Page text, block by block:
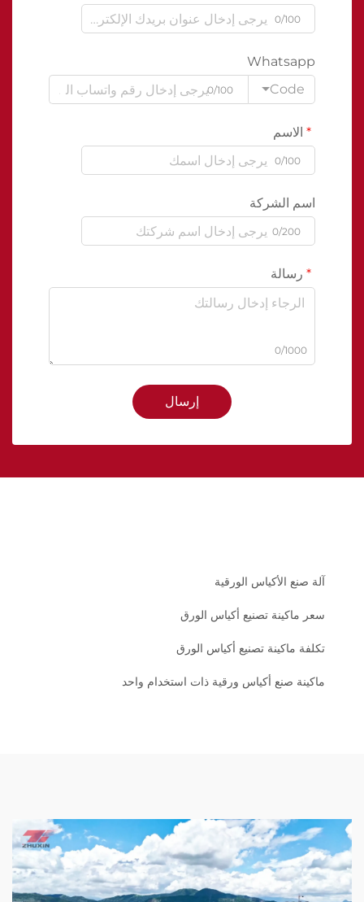
0/100
Whatsapp
Code
0/100
الاسم
0/100
اسم الشركة
0/200
رسالة
0/1000
إرسال
آلة صنع الأكياس الورقية
سعر ماكينة تصنيع أكياس الورق
تكلفة ماكينة تصنيع أكياس الورق
ماكينة صنع أكياس ورقية ذات استخدام واحد